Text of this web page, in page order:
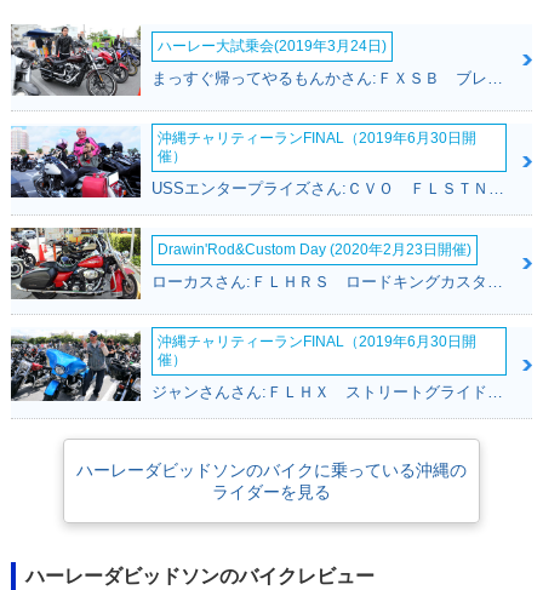
ハーレー大試乗会(2019年3月24日)
沖縄チャリティーランFINAL（2019年6月30日開
催）
USSエンタープライズさん:ＣＶＯ ＦＬＳＴＮＳＥ ソフテイルデラックス(ハーレーダビッドソン)
Drawin'Rod&Custom Day (2020年2月23日開催)
沖縄チャリティーランFINAL（2019年6月30日開
催）
ジャンさんさん:ＦＬＨＸ ストリートグライド(ハーレーダビッドソン)
ハーレーダビッドソンのバイクに乗っている沖縄の
ライダーを見る
ハーレーダビッドソンのバイクレビュー